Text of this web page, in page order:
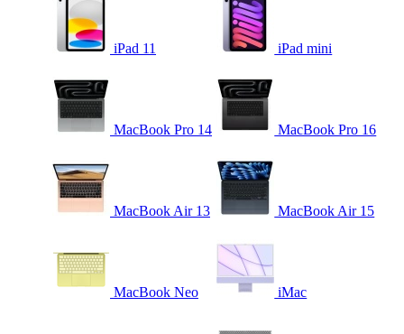
iPad 11 iPad mini
MacBook Pro 14 MacBook Pro 16
MacBook Air 13 MacBook Air 15
MacBook Neo iMac